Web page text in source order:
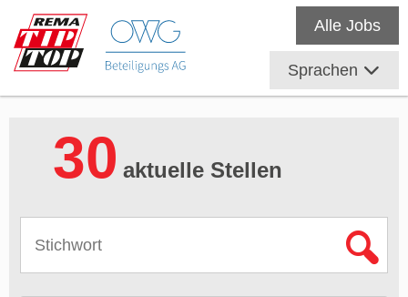
Alle Jobs
Sprachen
30 aktuelle Stellen